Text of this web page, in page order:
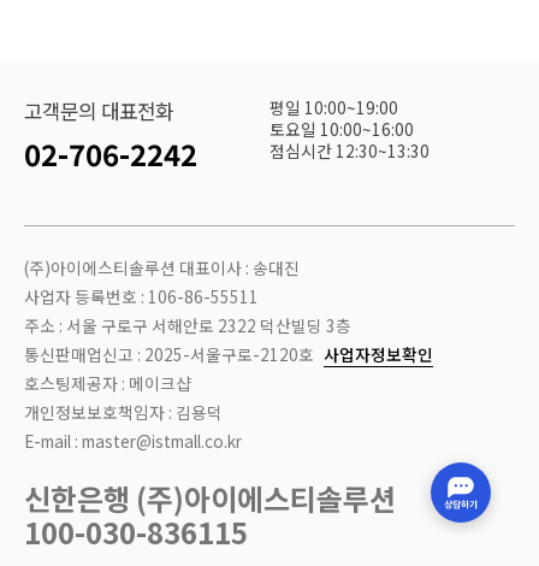
고객문의 대표전화
02-706-2242
평일 10:00~19:00
토요일 10:00~16:00
점심시간 12:30~13:30
(주)아이에스티솔루션 대표이사 : 송대진
사업자 등록번호 : 106-86-55511
주소 : 서울 구로구 서해안로 2322 덕산빌딩 3층
통신판매업신고 : 2025-서울구로-2120호 사업자정보확인
호스팅제공자 : 메이크샵
개인정보보호책임자 : 김용덕
E-mail : master@istmall.co.kr
신한은행 (주)아이에스티솔루션
100-030-836115